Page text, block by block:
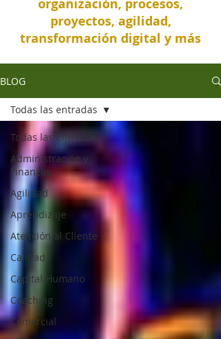
organización, procesos,
proyectos, agilidad,
transformación digital y más
BLOG
Todas las entradas
Administración y
Finanzas
Agilidad
Aprendizaje
Atención al Cliente
Calidad
Capital Humano
Coaching
Comercial
Todas las entradas